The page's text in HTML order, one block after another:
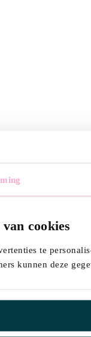
cookies
te
kunnen deze